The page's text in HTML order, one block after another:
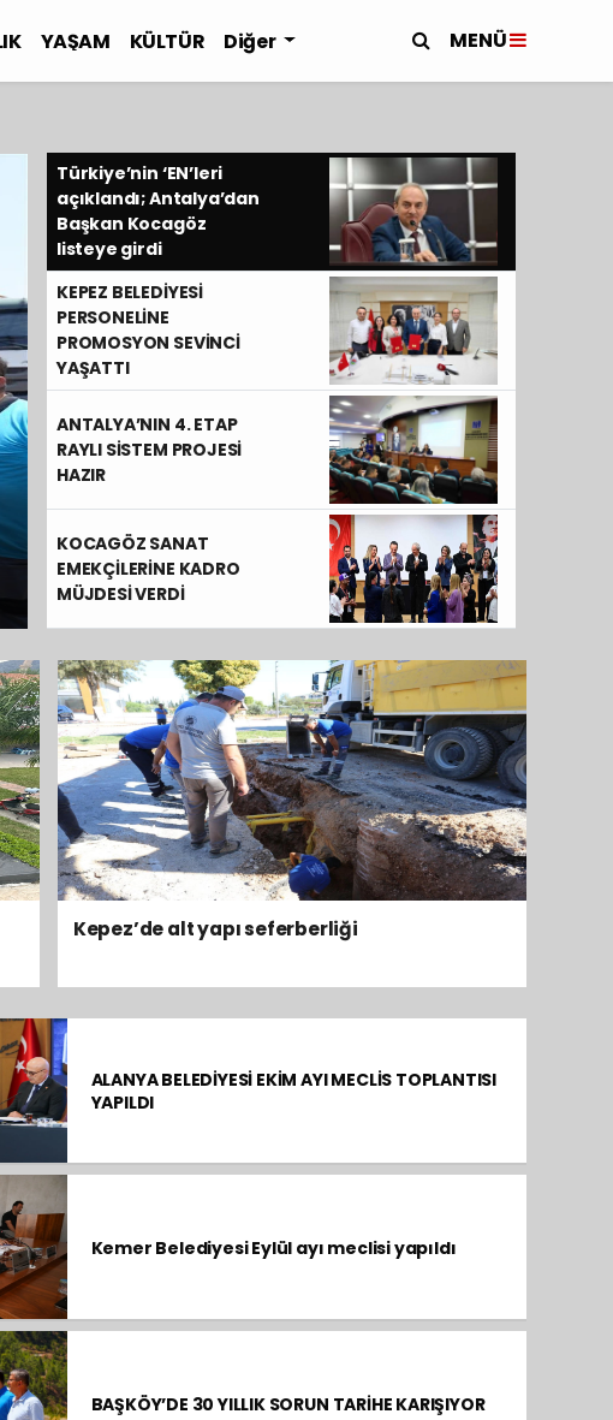
YAŞAM KÜLTÜR Diğer MENÜ
Alanya Belediyesi mobil kuaför aracı
Türkiye’nin ‘EN’leri
açıklandı; Antalya’dan
Başkan Kocagöz
listeye girdi
KEPEZ BELEDİYESİ
PERSONELİNE
PROMOSYON SEVİNCİ
YAŞATTI
ANTALYA’NIN 4. ETAP
RAYLI SİSTEM PROJESİ
HAZIR
KOCAGÖZ SANAT
EMEKÇİLERİNE KADRO
MÜJDESİ VERDİ
Kepez’de alt yapı seferberliği
ALANYA BELEDİYESİ EKİM AYI MECLİS TOPLANTISI
YAPILDI
Kemer Belediyesi Eylül ayı meclisi yapıldı
BAŞKÖY’DE 30 YILLIK SORUN TARİHE KARIŞIYOR